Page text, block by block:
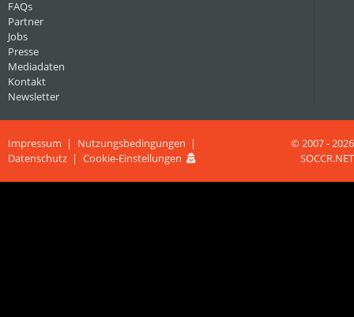
FAQs
Partner
Jobs
Presse
Mediadaten
Kontakt
Newsletter
Impressum
Nutzungsbedingungen
Datenschutz
Cookie-Einstellungen
© 2007 - 2026
SOCCR.NET